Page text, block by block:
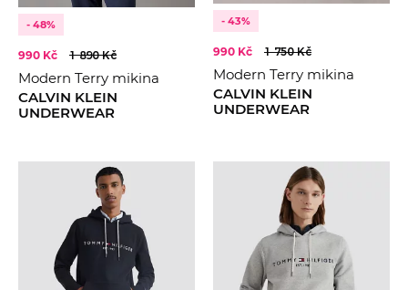
- 48%
990 Kč 1 890 Kč
Modern Terry mikina
CALVIN KLEIN
UNDERWEAR
- 43%
990 Kč 1 750 Kč
Modern Terry mikina
CALVIN KLEIN
UNDERWEAR